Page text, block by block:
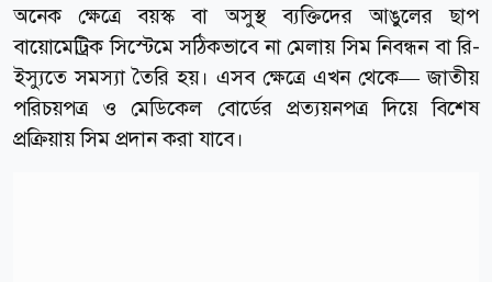
অনেক ক্ষেত্রে বয়স্ক বা অসুস্থ ব্যক্তিদের আঙুলের ছাপ
বায়োমেট্রিক সিস্টেমে সঠিকভাবে না মেলায় সিম নিবন্ধন বা রি-
ইস্যুতে সমস্যা তৈরি হয়। এসব ক্ষেত্রে এখন থেকে— জাতীয়
পরিচয়পত্র ও মেডিকেল বোর্ডের প্রত্যয়নপত্র দিয়ে বিশেষ
প্রক্রিয়ায় সিম প্রদান করা যাবে।